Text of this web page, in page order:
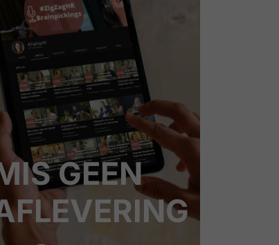
GEEN